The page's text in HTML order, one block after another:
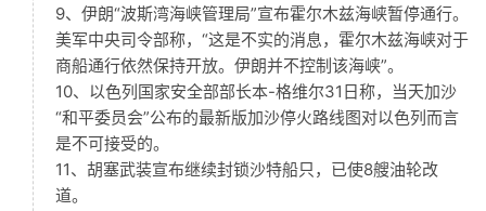
9、伊朗“波斯湾海峡管理局”宣布霍尔木兹海峡暂停通行。
美军中央司令部称，“这是不实的消息，霍尔木兹海峡对于
商船通行依然保持开放。伊朗并不控制该海峡”。
10、以色列国家安全部部长本-格维尔31日称，当天加沙
“和平委员会”公布的最新版加沙停火路线图对以色列而言
是不可接受的。
11、胡塞武装宣布继续封锁沙特船只，已使8艘油轮改
道。